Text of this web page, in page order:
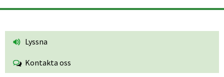
Lyssna
Kontakta oss